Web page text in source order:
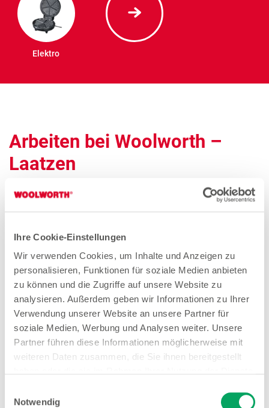
Ihre Cookie-Einstellungen
Wir verwenden Cookies, um Inhalte und Anzeigen zu
personalisieren, Funktionen für soziale Medien anbieten
zu können und die Zugriffe auf unsere Website zu
analysieren. Außerdem geben wir Informationen zu Ihrer
Verwendung unserer Website an unsere Partner für
soziale Medien, Werbung und Analysen weiter. Unsere
Partner führen diese Informationen möglicherweise mit
weiteren Daten zusammen, die Sie ihnen bereitgestellt
Einstellungen zu den Cookies finden Sie
Notwendig
Elektro
Arbeiten bei Woolworth –
Laatzen
Zum Stellenangebot
Verkäuferin Teilzeit (gn*)
Zum Stellenangebot
Stores in der Nähe von